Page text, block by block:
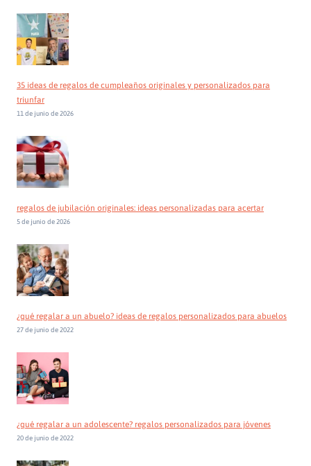
35 ideas de regalos de cumpleaños originales y personalizados para
triunfar
11 de junio de 2026
regalos de jubilación originales: ideas personalizadas para acertar
5 de junio de 2026
¿qué regalar a un abuelo? ideas de regalos personalizados para abuelos
27 de junio de 2022
¿qué regalar a un adolescente? regalos personalizados para jóvenes
20 de junio de 2022